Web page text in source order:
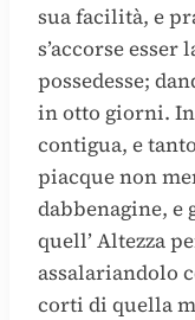
sua facilità, e
s’accorse
possedesse;
in otto giorni.
contigua, e
piacque non
dabbenagine,
quell’ Altezza
assalariandolo
corti di quella